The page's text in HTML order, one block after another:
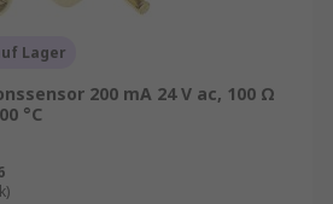
Lager
200 mA 24 V ac, 100 Ω
°C